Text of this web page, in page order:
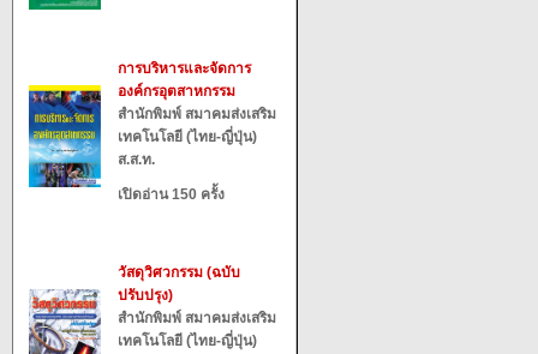
การบริหารและจัดการ
องค์กรอุตสาหกรรม
สำนักพิมพ์ สมาคมส่งเสริม
เทคโนโลยี (ไทย-ญี่ปุ่น)
ส.ส.ท.
เปิดอ่าน 150 ครั้ง
วัสดุวิศวกรรม (ฉบับ
ปรับปรุง)
สำนักพิมพ์ สมาคมส่งเสริม
เทคโนโลยี (ไทย-ญี่ปุ่น)